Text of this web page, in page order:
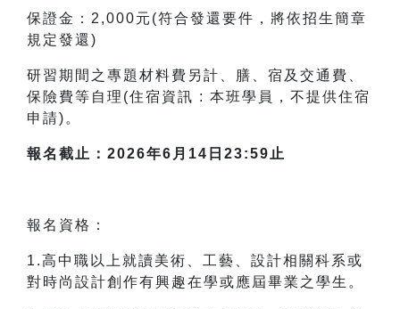
保證金：2,000元(符合發還要件，將依招生簡章
規定發還)
研習期間之專題材料費另計、膳、宿及交通費、
保險費等自理(住宿資訊 : 本班學員，不提供住宿
申請)。
報名截止：2026年6月14日23:59止
報名資格：
1.高中職以上就讀美術、工藝、設計相關科系或
對時尚設計創作有興趣在學或應屆畢業之學生。